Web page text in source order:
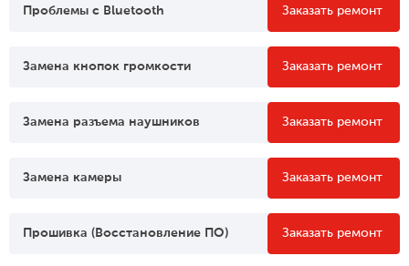
Проблемы c Bluetooth Заказать ремонт
Замена кнопок громкости Заказать ремонт
Замена разъема наушников Заказать ремонт
Замена камеры Заказать ремонт
Прошивка (Восстановление ПО) Заказать ремонт